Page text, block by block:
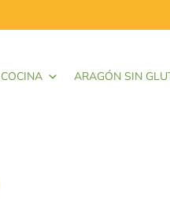
COCINA ARAGÓN SIN